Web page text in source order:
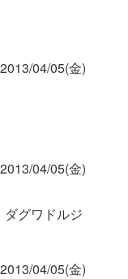
2013/04/05(金)
2013/04/05(金)
グワドルジ
2013/04/05(金)